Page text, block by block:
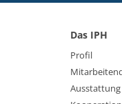
Das IPH
Profil
Ausstattung